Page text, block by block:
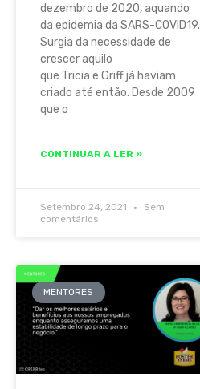
dezembro de 2020, aquando
da epidemia da SARS-COVID19.
Surgia da necessidade de
crescer aquilo
que Tricia e Griff já haviam
criado até então. Desde 2009
que o
CONTINUAR A LER »
Setembro 24, 2021
Sem
comentários
MENTORES